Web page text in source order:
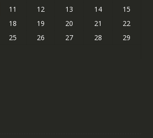
11 12 13 14
15
18 19 20 21
22
25 26 27 28
29